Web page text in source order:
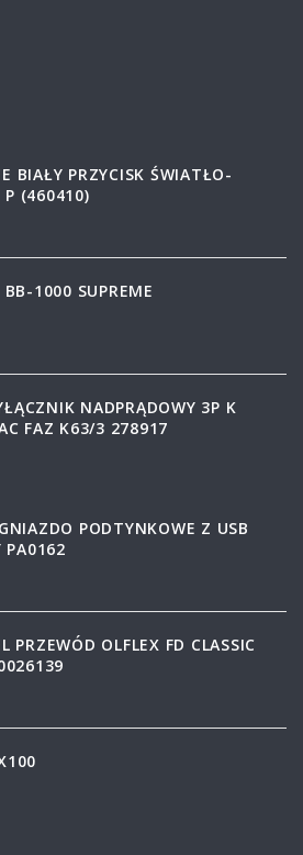
BIAŁY PRZYCISK ŚWIATŁO-
P (460410)
1000 SUPREME
NADPRĄDOWY 3P K
FAZ K63/3 278917
PODTYNKOWE Z USB
PA0162
PRZEWÓD OLFLEX FD CLASSIC